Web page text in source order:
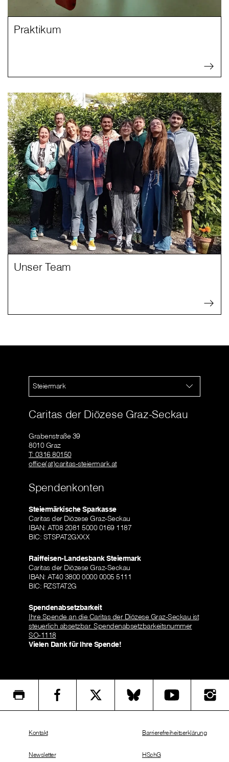
Praktikum
Unser Team
Steiermark
Caritas der Diözese Graz-Seckau
Grabenstraße 39
8010 Graz
T: 0316 80150
office(at)caritas-steiermark.at
Spendenkonten
Steiermärkische Sparkasse
Caritas der Diözese Graz-Seckau
IBAN: AT08 2081 5000 0169 1187
BIC: STSPAT2GXXX
Raiffeisen-Landesbank Steiermark
Caritas der Diözese Graz-Seckau
IBAN: AT40 3800 0000 0005 5111
BIC: RZSTAT2G
Spendenabsetzbarkeit
Ihre Spende an die Caritas der Diözese Graz-Seckau ist
steuerlich absetzbar. Spendenabsetzbarkeitsnummer
SO-1118
Vielen Dank für Ihre Spende!
Kontakt
Newsletter
Barrierefreiheitserklärung
HSchG